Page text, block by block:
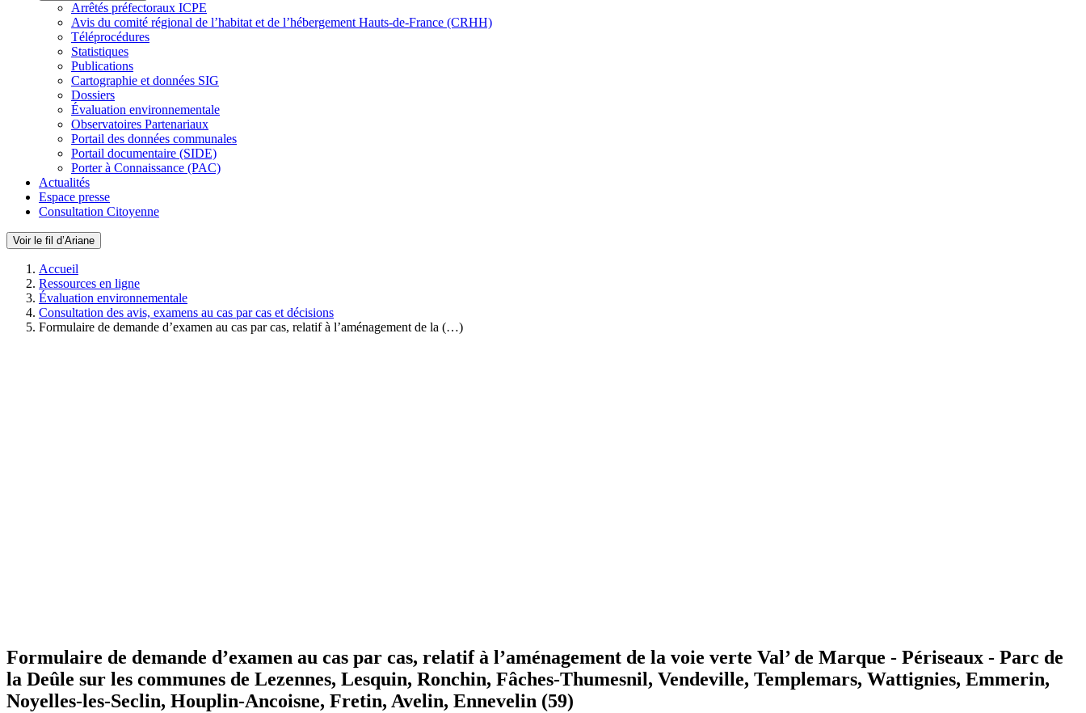
Arrêtés préfectoraux ICPE
Avis du comité régional de l’habitat et de l’hébergement Hauts-de-France (CRHH)
Téléprocédures
Statistiques
Publications
Cartographie et données SIG
Dossiers
Évaluation environnementale
Observatoires Partenariaux
Portail des données communales
Portail documentaire (SIDE)
Porter à Connaissance (PAC)
Actualités
Espace presse
Consultation Citoyenne
Voir le fil d’Ariane
Accueil
Ressources en ligne
Évaluation environnementale
Consultation des avis, examens au cas par cas et décisions
Formulaire de demande d’examen au cas par cas, relatif à l’aménagement de la (…)
Formulaire de demande d’examen au cas par cas, relatif à l’aménagement de la voie verte Val’ de Marque - Périseaux - Parc de
la Deûle sur les communes de Lezennes, Lesquin, Ronchin, Fâches-Thumesnil, Vendeville, Templemars, Wattignies, Emmerin,
Noyelles-les-Seclin, Houplin-Ancoisne, Fretin, Avelin, Ennevelin (59)